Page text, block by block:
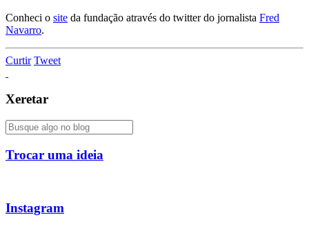
Conheci o site da fundação através do twitter do jornalista Fred
Navarro.
Curtir Tweet
Xeretar
Trocar uma ideia
Instagram